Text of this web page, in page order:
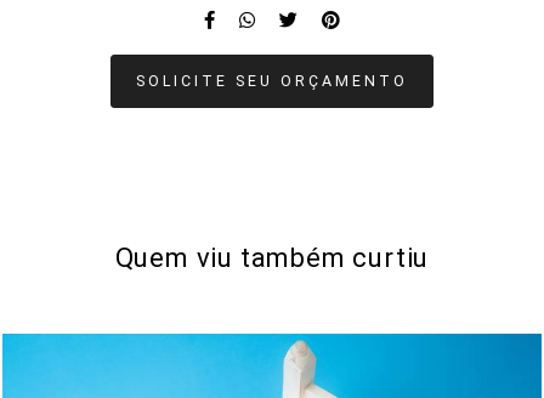
SOLICITE SEU ORÇAMENTO
Quem viu também curtiu